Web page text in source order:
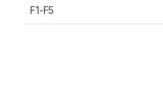
F1-F5